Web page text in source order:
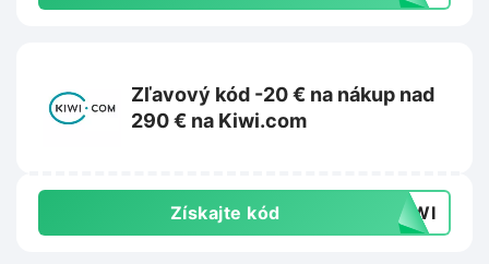
Zľavový kód -20 € na nákup nad
290 € na Kiwi.com
Získajte kód KIWI